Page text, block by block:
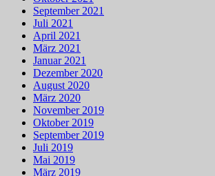
September 2021
Juli 2021
April 2021
März 2021
Januar 2021
Dezember 2020
August 2020
März 2020
November 2019
Oktober 2019
September 2019
Juli 2019
Mai 2019
März 2019